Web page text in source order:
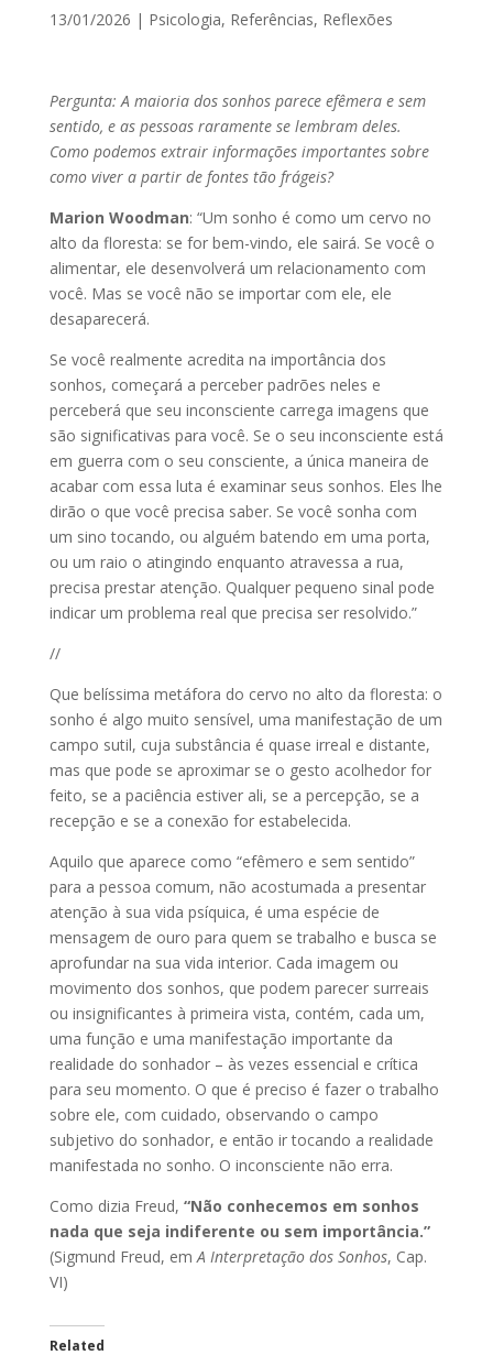
13/01/2026 | Psicologia, Referências, Reflexões
Pergunta: A maioria dos sonhos parece efêmera e sem
sentido, e as pessoas raramente se lembram deles.
Como podemos extrair informações importantes sobre
como viver a partir de fontes tão frágeis?
Marion Woodman: “Um sonho é como um cervo no
alto da floresta: se for bem-vindo, ele sairá. Se você o
alimentar, ele desenvolverá um relacionamento com
você. Mas se você não se importar com ele, ele
desaparecerá.
Se você realmente acredita na importância dos
sonhos, começará a perceber padrões neles e
perceberá que seu inconsciente carrega imagens que
são significativas para você. Se o seu inconsciente está
em guerra com o seu consciente, a única maneira de
acabar com essa luta é examinar seus sonhos. Eles lhe
dirão o que você precisa saber. Se você sonha com
um sino tocando, ou alguém batendo em uma porta,
ou um raio o atingindo enquanto atravessa a rua,
precisa prestar atenção. Qualquer pequeno sinal pode
indicar um problema real que precisa ser resolvido.”
//
Que belíssima metáfora do cervo no alto da floresta: o
sonho é algo muito sensível, uma manifestação de um
campo sutil, cuja substância é quase irreal e distante,
mas que pode se aproximar se o gesto acolhedor for
feito, se a paciência estiver ali, se a percepção, se a
recepção e se a conexão for estabelecida.
Aquilo que aparece como “efêmero e sem sentido”
para a pessoa comum, não acostumada a presentar
atenção à sua vida psíquica, é uma espécie de
mensagem de ouro para quem se trabalho e busca se
aprofundar na sua vida interior. Cada imagem ou
movimento dos sonhos, que podem parecer surreais
ou insignificantes à primeira vista, contém, cada um,
uma função e uma manifestação importante da
realidade do sonhador – às vezes essencial e crítica
para seu momento. O que é preciso é fazer o trabalho
sobre ele, com cuidado, observando o campo
subjetivo do sonhador, e então ir tocando a realidade
manifestada no sonho. O inconsciente não erra.
Como dizia Freud, “Não conhecemos em sonhos
nada que seja indiferente ou sem importância.”
(Sigmund Freud, em A Interpretação dos Sonhos, Cap.
VI)
Related